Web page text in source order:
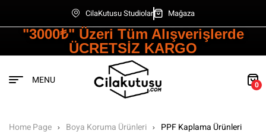
CilaKutusu Studiolar Mağaza
"3000₺" Üzeri Tüm Alışverişlerde
ÜCRETSİZ KARGO
MENU 0
Home Page Boya Koruma Ürünleri PPF Kaplama Ürünleri